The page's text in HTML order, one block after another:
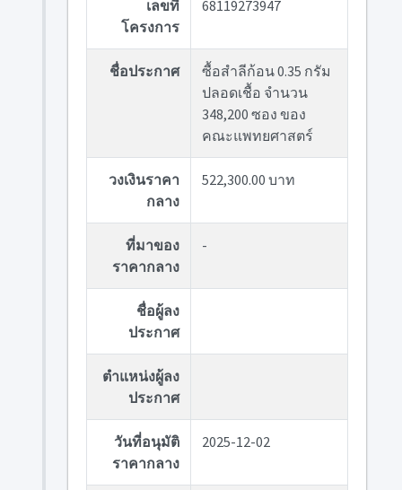
เลขที่
โครงการ
68119273947
ชื่อประกาศ
ซื้อสำลีก้อน 0.35 กรัม
ปลอดเชื้อ จำนวน
348,200 ซอง ของ
คณะแพทยศาสตร์
วงเงินราคา
กลาง
522,300.00 บาท
ที่มาของ
ราคากลาง
-
ชื่อผู้ลง
ประกาศ
ตำแหน่งผู้ลง
ประกาศ
วันที่อนุมัติ
ราคากลาง
2025-12-02